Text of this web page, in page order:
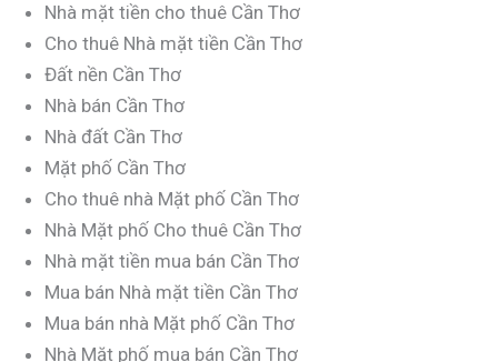
Nhà mặt tiền cho thuê Cần Thơ
Cho thuê Nhà mặt tiền Cần Thơ
Đất nền Cần Thơ
Nhà bán Cần Thơ
Nhà đất Cần Thơ
Mặt phố Cần Thơ
Cho thuê nhà Mặt phố Cần Thơ
Nhà Mặt phố Cho thuê Cần Thơ
Nhà mặt tiền mua bán Cần Thơ
Mua bán Nhà mặt tiền Cần Thơ
Mua bán nhà Mặt phố Cần Thơ
Nhà Mặt phố mua bán Cần Thơ